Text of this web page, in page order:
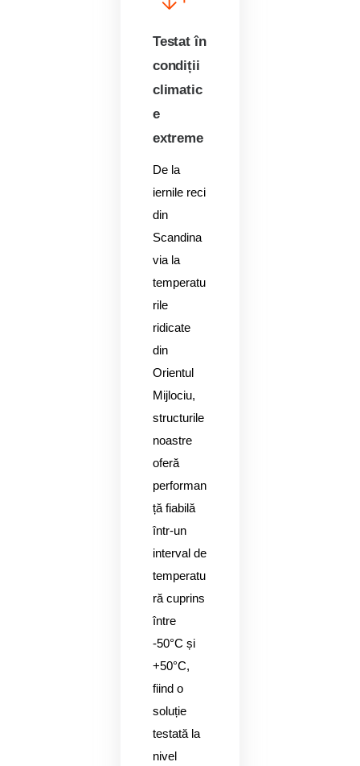
Testat în
condiții
climatic
e
extreme
De la
iernile reci
din
Scandina
via la
temperatu
rile
ridicate
din
Orientul
Mijlociu,
structurile
noastre
oferă
performan
ță fiabilă
într-un
interval de
temperatu
ră cuprins
între
-50°C și
+50°C,
fiind o
soluție
testată la
nivel